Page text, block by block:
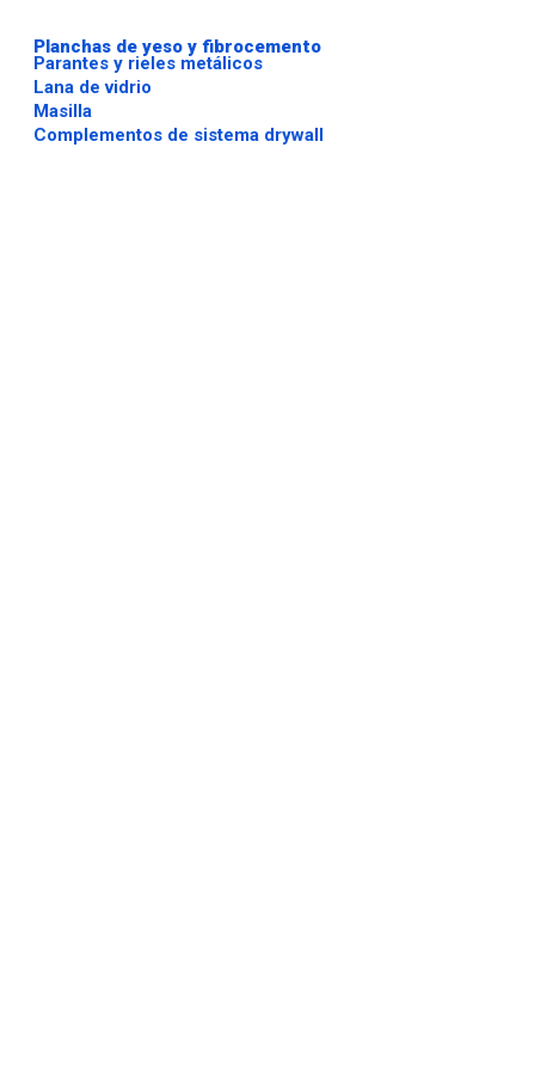
Planchas de yeso y fibrocemento
Parantes y rieles metálicos
Lana de vidrio
Masilla
Complementos de sistema drywall